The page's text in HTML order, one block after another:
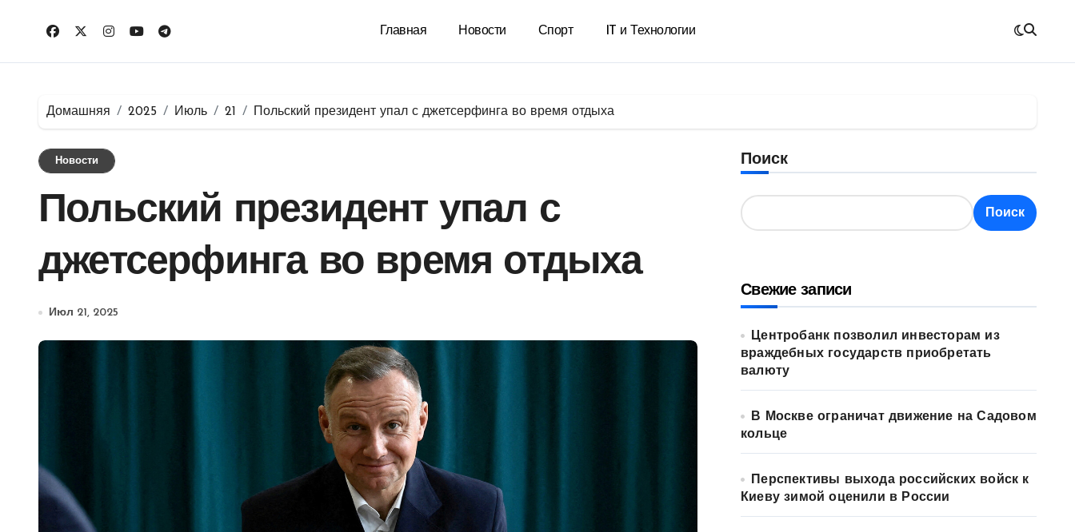
Главная Новости Спорт IT и Технологии
Домашняя 2025 Июль 21 Польский президент упал с джетсерфинга во время отдыха
Новости
Польский президент упал с
джетсерфинга во время отдыха
Июл 21, 2025
Поиск
Поиск
Свежие записи
Центробанк позволил инвесторам из
враждебных государств приобретать
валюту
В Москве ограничат движение на Садовом
кольце
Перспективы выхода российских войск к
Киеву зимой оценили в России